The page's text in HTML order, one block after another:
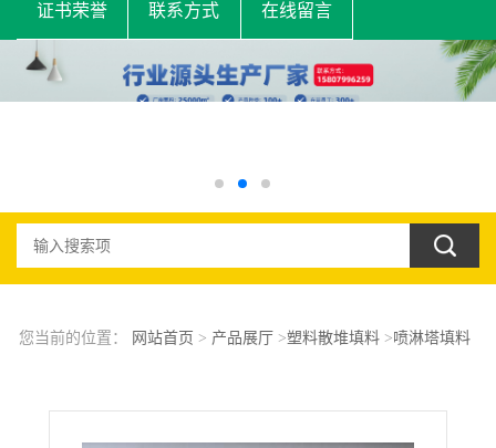
证书荣誉 联系方式 在线留言
您当前的位置： 网站首页 > 产品展厅>塑料散堆填料>喷淋塔填料